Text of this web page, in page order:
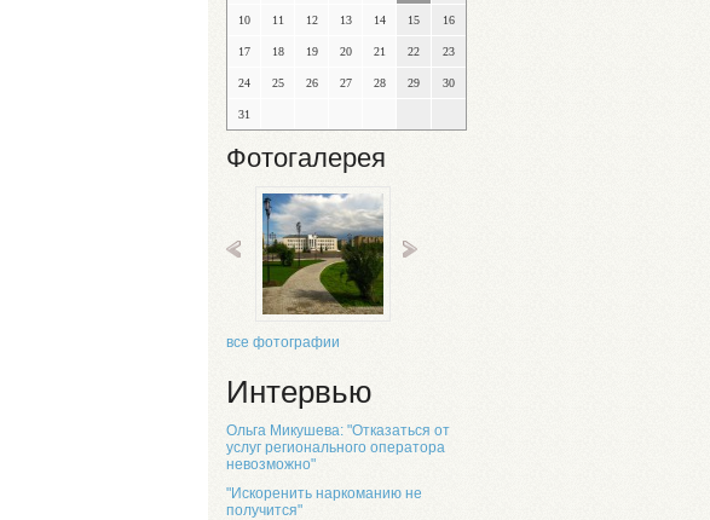
10 11 12 13 14 15 16
17 18 19 20 21 22 23
24 25 26 27 28 29 30
31
Фотогалерея
все фотографии
Интервью
Ольга Микушева: "Отказаться от
услуг регионального оператора
невозможно"
"Искоренить наркоманию не
получится"